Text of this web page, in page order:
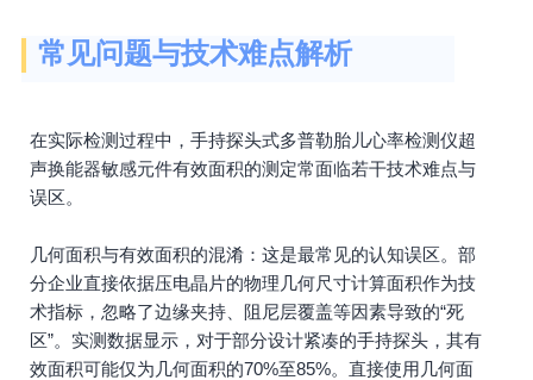
常见问题与技术难点解析
在实际检测过程中，手持探头式多普勒胎儿心率检测仪超
声换能器敏感元件有效面积的测定常面临若干技术难点与
误区。
几何面积与有效面积的混淆：这是最常见的认知误区。部
分企业直接依据压电晶片的物理几何尺寸计算面积作为技
术指标，忽略了边缘夹持、阻尼层覆盖等因素导致的“死
区”。实测数据显示，对于部分设计紧凑的手持探头，其有
效面积可能仅为几何面积的70%至85%。直接使用几何面